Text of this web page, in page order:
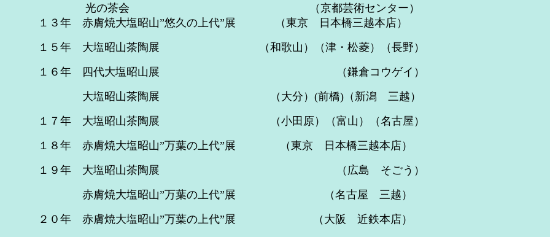
光の茶会 （京都芸術センター）
１３年 赤膚焼大塩昭山”悠久の上代”展 （東京 日本橋三越本店）
１５年 大塩昭山茶陶展 （和歌山）（津・松菱）（長野）
１６年 四代大塩昭山展 （鎌倉コウゲイ）
大塩昭山茶陶展 （大分）(前橋)（新潟 三越）
１７年 大塩昭山茶陶展 （小田原）（富山）（名古屋）
１８年 赤膚焼大塩昭山”万葉の上代”展 （東京 日本橋三越本店）
１９年 大塩昭山茶陶展 （広島 そごう）
赤膚焼大塩昭山”万葉の上代”展 （名古屋 三越）
２０年 赤膚焼大塩昭山”万葉の上代”展 （大阪 近鉄本店）